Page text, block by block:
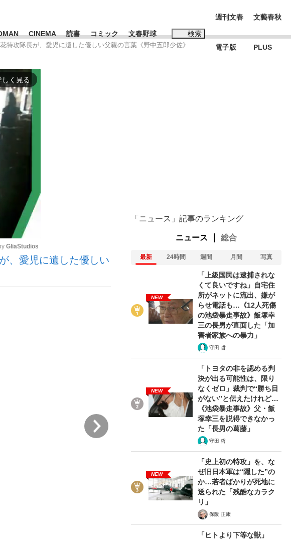
空気のまま解散」WBC日本代表“敗戦”の真実 選手が明かす...
悪者扱いされているのが悲しい」『北の国から』倉本聰氏（91...
私のあのとき、私のいま
CINEMA 読書 コミック 文春野球 検索
彰二 #内田有紀
週刊文春
電子版
文藝春秋
PLUS
攻隊長が、愛児に遺した優しい父親の言葉《野中五郎少佐》
しく見る
GliaStudios
、愛児に遺した優しい
「ニュース」記事のランキング
ニュース 総合
最新 24時間 週間 月間 写真
NEW
「上級国民は逮捕されな
くて良いですね」自宅住
所がネットに流出、嫌が
らせ電話も…《12人死傷
の池袋暴走事故》飯塚幸
三の長男が直面した「加
害者家族への暴力」
守田 哲
NEW
「トヨタの非を認める判
決が出る可能性は、限り
なくゼロ」裁判で“勝ち目
がない”と伝えたけれど…
《池袋暴走事故》父・飯
塚幸三を説得できなかっ
た「長男の葛藤」
守田 哲
NEW
「史上初の特攻」を、な
ぜ旧日本軍は“隠した”の
か…若者ばかりが死地に
送られた「残酷なカラク
リ」
保阪 正康
「ヒトより下等な獣」